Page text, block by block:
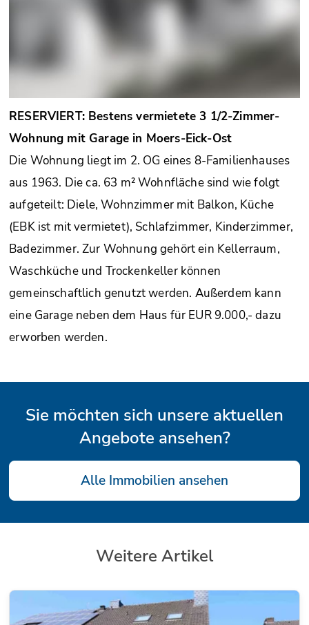
RESERVIERT: Bestens vermietete 3 1/2-Zimmer-
Wohnung mit Garage in Moers-Eick-Ost
Die Wohnung liegt im 2. OG eines 8-Familienhauses
aus 1963. Die ca. 63 m² Wohnfläche sind wie folgt
aufgeteilt: Diele, Wohnzimmer mit Balkon, Küche
(EBK ist mit vermietet), Schlafzimmer, Kinderzimmer,
Badezimmer. Zur Wohnung gehört ein Kellerraum,
Waschküche und Trockenkeller können
gemeinschaftlich genutzt werden. Außerdem kann
eine Garage neben dem Haus für EUR 9.000,- dazu
erworben werden.
Sie möchten sich unsere aktuellen
Angebote ansehen?
Alle Immobilien ansehen
Weitere Artikel